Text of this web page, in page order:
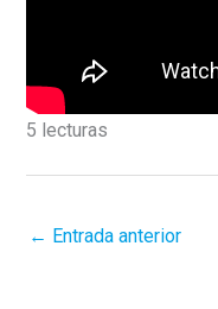
5 lecturas
← Entrada anterior